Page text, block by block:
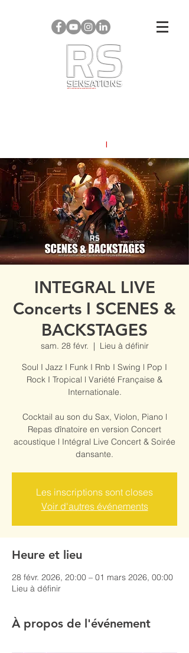
INTEGRAL LIVE
Concerts I SCENES &
BACKSTAGES
sam. 28 févr.
  |
Lieu à définir
Soul I Jazz I Funk I Rnb I Swing l Pop I
Rock I Tropical l Variété Française &
Internationale.
Cocktail au son du Sax, Violon, Piano l
Repas dînatoire en version Concert
acoustique l Intégral Live Concert & Soirée
dansante.
Les inscriptions sont closes
Voir d'autres événements
Heure et lieu
28 févr. 2026, 20:00 – 01 mars 2026, 00:00
Lieu à définir
À propos de l'événement